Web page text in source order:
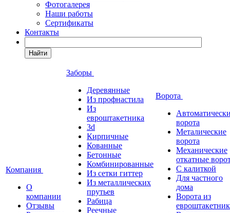
Фотогалерея
Наши работы
Сертификаты
Контакты
Найти
Компания
О
компании
Отзывы
Заборы
Деревянные
Из профнастила
Из
евроштакетника
3d
Кирпичные
Кованные
Бетонные
Комбинированные
Из сетки гиттер
Из металлических
прутьев
Рабица
Реечные
Ворота
ворота
Металические
ворота
Механические
откатные
С калиткой
Для частного
дома
Ворота из